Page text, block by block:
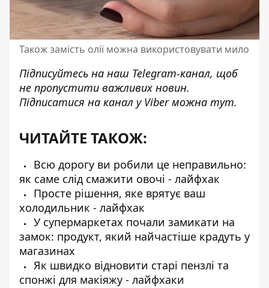
Також замість олії можна використовувати мило
Підписуйтесь на наш Telegram-канал, щоб
не пропустити важливих новин.
Підписатися на канал у Viber можна тут.
ЧИТАЙТЕ ТАКОЖ:
Всю дорогу ви робили це неправильно:
як саме слід смажити овочі - лайфхак
Просте рішення, яке врятує ваш
холодильник - лайфхак
У супермаркетах почали замикати на
замок: продукт, який найчастіше крадуть у
магазинах
Як швидко відновити старі пензлі та
спонжі для макіяжу - лайфхаки